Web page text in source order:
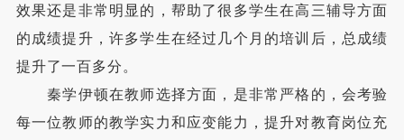
效果还是非常明显的，帮助了很多学生在高三辅导方面
的成绩提升，许多学生在经过几个月的培训后，总成绩
提升了一百多分。
秦学伊顿在教师选择方面，是非常严格的，会考验
每一位教师的教学实力和应变能力，提升对教育岗位充